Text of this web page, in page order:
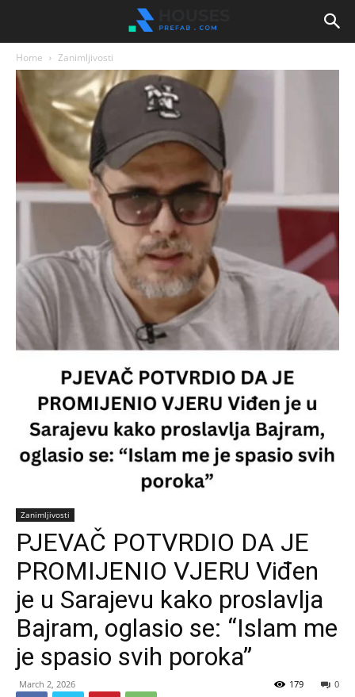
Home Zanimljivosti
Zanimljivosti
PJEVAČ POTVRDIO DA JE
PROMIJENIO VJERU Viđen
je u Sarajevu kako proslavlja
Bajram, oglasio se: “Islam me
je spasio svih poroka”
March 2, 2026 0
179